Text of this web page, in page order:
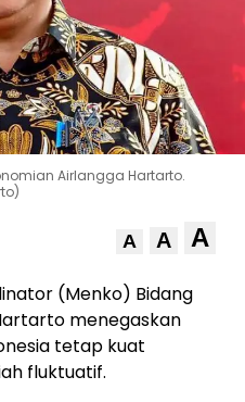
Airlangga Hartarto.
A A A
(Menko) Bidang
menegaskan
tetap kuat
fluktuatif.